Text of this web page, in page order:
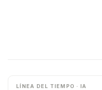
LÍNEA DEL TIEMPO · IA